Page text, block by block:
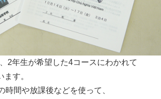
2年生が希望した4コースにわかれて
す。
間や放課後などを使って、